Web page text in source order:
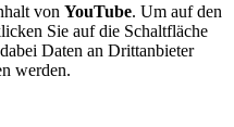
von YouTube. Um auf den
Sie auf die Schaltfläche
Daten an Drittanbieter
werden.